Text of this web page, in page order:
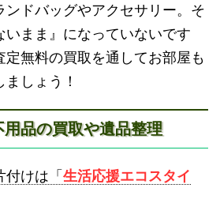
帯広・十勝不用品回収
ンドバッグやアクセサリー。そ
いまま』になっていないです
無料の買取を通してお部屋も
しょう！
品の買取や遺品整理
付けは「生活応援エコスタイ